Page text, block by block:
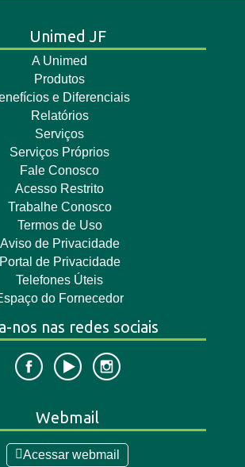
Unimed JF
A Unimed
Produtos
e Diferenciais
Relatórios
Serviços
Serviços Próprios
Fale Conosco
Acesso Restrito
Trabalhe Conosco
Termos de Uso
Aviso de Privacidade
Portal de Privacidade
Telefones Úteis
do Fornecedor
nos nas redes sociais
Webmail
Acessar webmail